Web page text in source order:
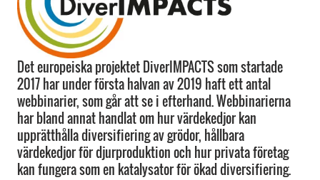
Det europeiska projektet DiverIMPACTS som startade
2017 har under första halvan av 2019 haft ett antal
webbinarier, som går att se i efterhand. Webbinarierna
har bland annat handlat om hur värdekedjor kan
upprätthålla diversifiering av grödor, hållbara
värdekedjor för djurproduktion och hur privata företag
kan fungera som en katalysator för ökad diversifiering.